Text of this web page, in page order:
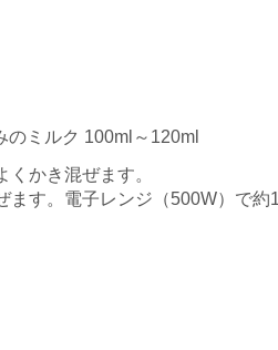
ミルク 100ml～120ml
かき混ぜます。
す。電子レンジ（500W）で約